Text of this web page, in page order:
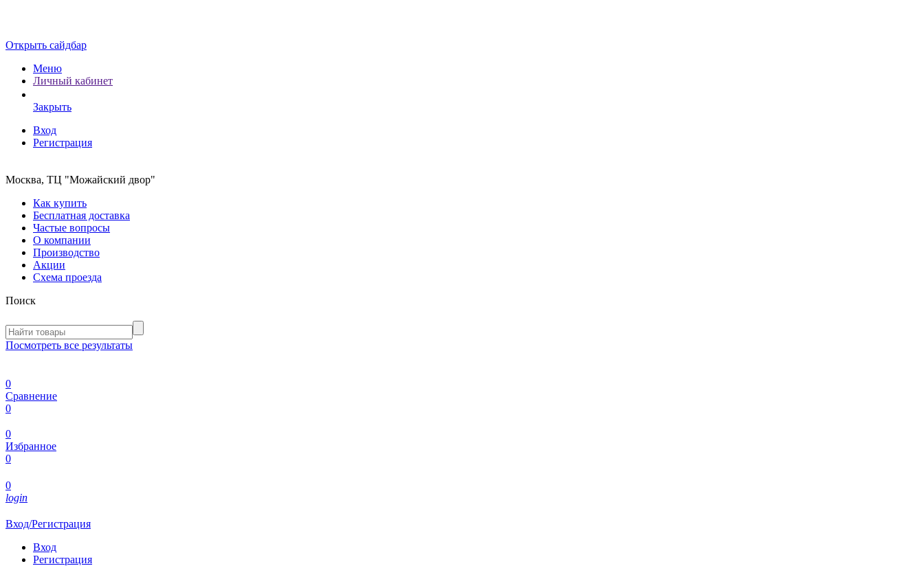
Открыть сайдбар
Меню
Личный кабинет
Закрыть
Вход
Регистрация
Москва, ТЦ "Можайский двор"
Как купить
Бесплатная доставка
Частые вопросы
О компании
Производство
Акции
Схема проезда
Поиск
Посмотреть все результаты
0
Сравнение
0
0
Избранное
0
0
login
Вход/Регистрация
Вход
Регистрация